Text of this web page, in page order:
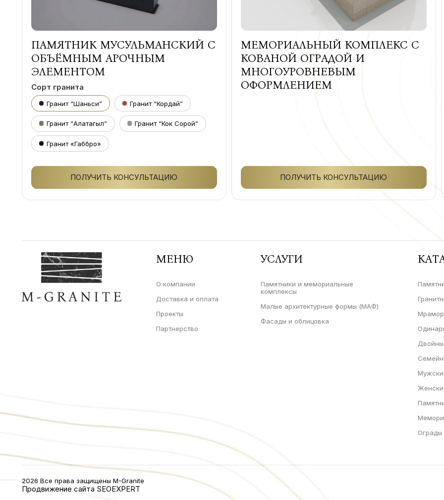
ПАМЯТНИК МУСУЛЬМАНСКИЙ С
ОБЪЁМНЫМ АРОЧНЫМ
ЭЛЕМЕНТОМ
Сорт гранита
Гранит “Шаньси” Гранит “Кордай”
Гранит “Алатагыл” Гранит “Кок Сорой”
Гранит «Габбро»
ПОЛУЧИТЬ КОНСУЛЬТАЦИЮ
МЕМОРИАЛЬНЫЙ КОМПЛЕКС С
КОВАНОЙ ОГРАДОЙ И
МНОГОУРОВНЕВЫМ
ОФОРМЛЕНИЕМ
ПОЛУЧИТЬ КОНСУЛЬТАЦИЮ
МЕНЮ
О компании
Доставка и оплата
Проекты
Партнерство
УСЛУГИ
Памятники и мемориальные
комплексы
Малые архитектурные формы (МАФ)
Фасады и облицовка
Ограды
2026 Все права защищены M-Granite
Продвижение сайта SEOEXPERT